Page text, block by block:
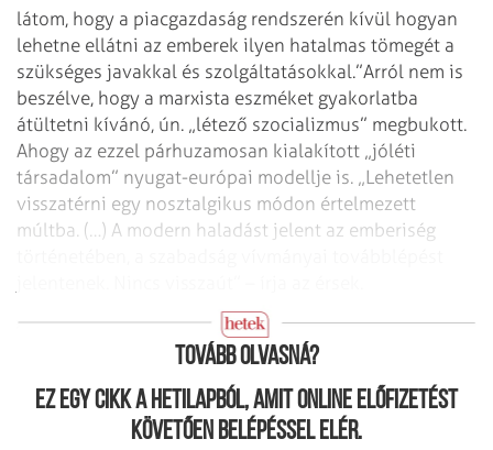
látom, hogy a piacgazdaság rendszerén kívül hogyan
lehetne ellátni az emberek ilyen hatalmas tömegét a
szükséges javakkal és szolgáltatásokkal.”Arról nem is
beszélve, hogy a marxista eszméket gyakorlatba
átültetni kívánó, ún. „létező szocializmus” megbukott.
Ahogy az ezzel párhuzamosan kialakított „jóléti
társadalom” nyugat-európai modellje is. „Lehetetlen
visszatérni egy nosztalgikus módon értelmezett
múltba. (…) A modern haladást jelent az emberiség
Akkor mégis mi lehet a kibontakozás útja?
Tovább olvasná?
Ez egy cikk a hetilapból, amit online előfizetést
követően belépéssel elér.